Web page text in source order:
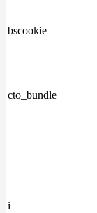
bscookie
cto_bundle
i